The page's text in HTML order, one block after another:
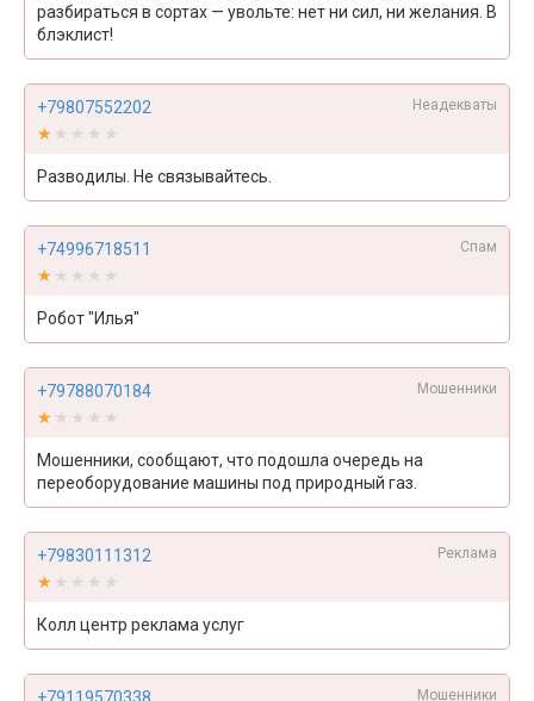
разбираться в сортах — увольте: нет ни сил, ни желания. В
блэклист!
+79807552202 Неадекваты
★★★★★
★★★★★
Разводилы. Не связывайтесь.
+74996718511 Спам
★★★★★
★★★★★
Робот "Илья"
+79788070184 Мошенники
★★★★★
★★★★★
Мошенники, сообщают, что подошла очередь на
переоборудование машины под природный газ.
+79830111312 Реклама
★★★★★
★★★★★
Колл центр реклама услуг
Мошенники